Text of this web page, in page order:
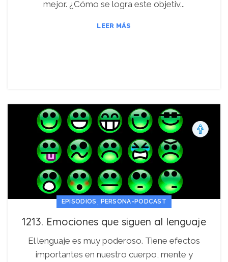
mejor. ¿Cómo se logra este objetiv...
LEER MÁS
EPISODIOS PERSONA-PODCAST
1213. Emociones que siguen al lenguaje
El lenguaje es muy poderoso. Tiene efectos
importantes en nuestro cuerpo, mente y